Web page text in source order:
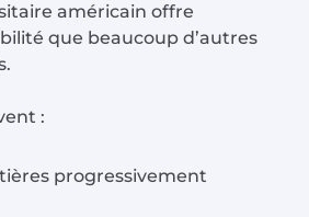
américain offre
que beaucoup d’autres
:
progressivement